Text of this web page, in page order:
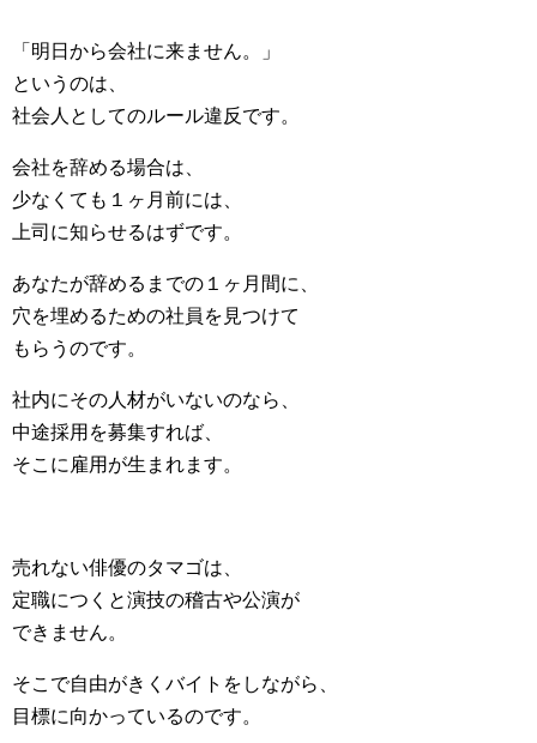
「明日から会社に来ません。」
というのは、
社会人としてのルール違反です。
会社を辞める場合は、
少なくても１ヶ月前には、
上司に知らせるはずです。
あなたが辞めるまでの１ヶ月間に、
穴を埋めるための社員を見つけて
もらうのです。
社内にその人材がいないのなら、
中途採用を募集すれば、
そこに雇用が生まれます。
売れない俳優のタマゴは、
定職につくと演技の稽古や公演が
できません。
そこで自由がきくバイトをしながら、
目標に向かっているのです。